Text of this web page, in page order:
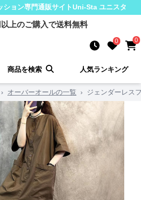
ション専門通販サイトUni-Sta ユニスタ
以上のご購入で送料無料
0 0
商品を検索 人気ランキング
› オーバーオールの一覧 › ジェンダーレス